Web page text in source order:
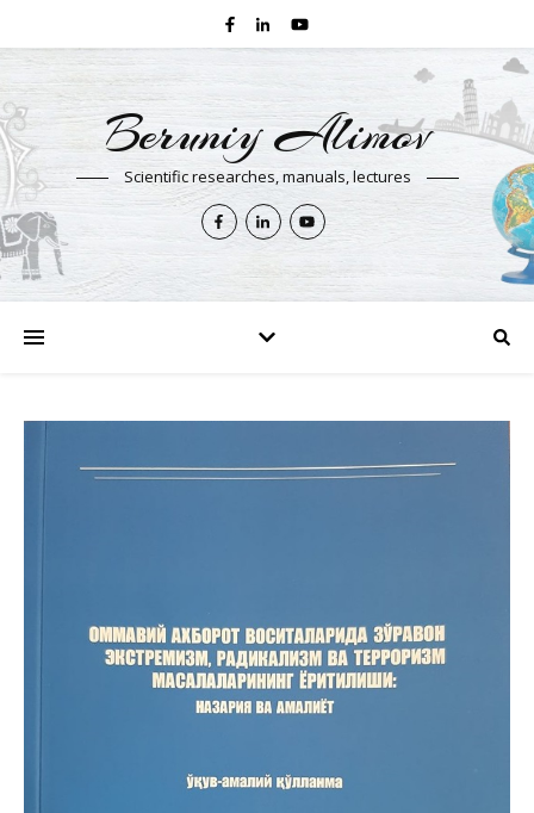
Beruniy Alimov
Scientific researches, manuals, lectures